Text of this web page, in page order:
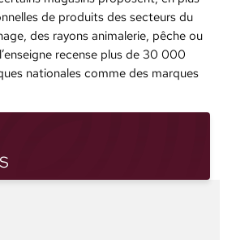
de produits des secteurs du
des rayons animalerie, pêche ou
recense plus de 30 000
nationales comme des marques